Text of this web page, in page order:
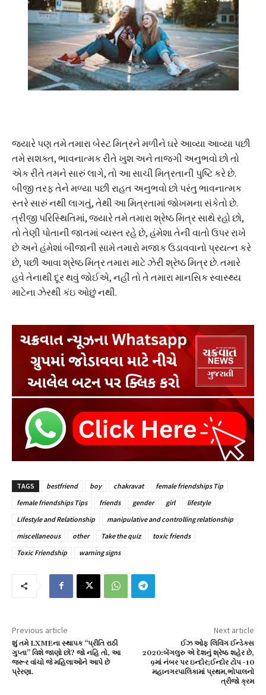
જ્યારે પણ તમે તમારા બેસ્ટ મિત્રને મળીને ઘરે આવ્યા આવ્યા પછી
તમે સશક્ત, ભાવનાત્મક રીતે ખુશ અને તાજગી અનુભવો છો તો
એક રીતે તમને સારું લાગે, તો આ સાચી મિત્રતાની પુષ્ટિ કરે છે.
બીજી તરફ તેને મળ્યા પછી રાહત અનુભવો છો પરંતુ ભાવનાત્મક
સ્તરે સારું નથી લાગતું, તેથી આ મિત્રતામાં જોખમના સંકેતો છે.
ત્રીજી પરિસ્થિતિમાં, જ્યારે તમે તમારા શ્રેષ્ઠ મિત્ર સાથે રહો છો,
તો તેણી પોતાની જાતમાં વ્યસ્ત રહે છે, હંમેશા તેની વાતો ઉપર રાખે
છે અને હંમેશાં બીજાની સામે તમારો મજાક ઉડાવવાનો પ્રયત્ન કરે
છે, પછી આવા શ્રેષ્ઠ મિત્ર તમારા માટે ઝેરી શ્રેષ્ઠ મિત્ર છે. તમારે
હવે તેનાથી દૂર થવું જોઈએ, નહીં તો તે તમારા માનસિક સ્વાસ્થ્ય
માટેના ઝેરથી કંઇ ઓછું નથી.
TAGS bestfriend boy chakravat
female friendships Tip
female friendships Tips
friends gender girl
lifestyle
Lifestyle and Relationship
manipulative and controlling relationship
miscellaneous
other Take the quiz
toxic friends
Toxic Friendship
warning signs
Previous article
શું તમે LXMEના સ્થાપક “પ્રીતિ રાઠી
ગુપ્તા” વિશે જાણો છો? જો નહિ તો, આ
જરૂર વાંચો જે મહિલાઓને આપે છે
પ્રેરણા.
Next article
ઈઝ ઓફ લિવિંગ ઈન્ડેક્સ
2020:બેંગલુરુ એ દેશનું શ્રેષ્ઠ શહેર છે,
9માં નંબર પર ઇન્દોર;ઈન્દોર ટોપ -10
મહાનગરપાલિકામાં પ્રથમ,ભોપાલનો
ત્રીજો ક્રમ